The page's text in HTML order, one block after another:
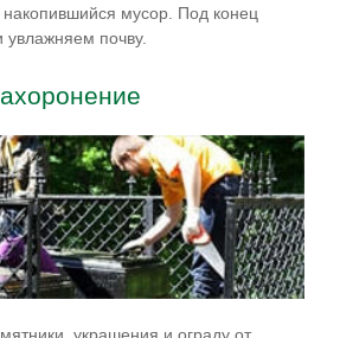
накопившийся мусор. Под конец
почву.